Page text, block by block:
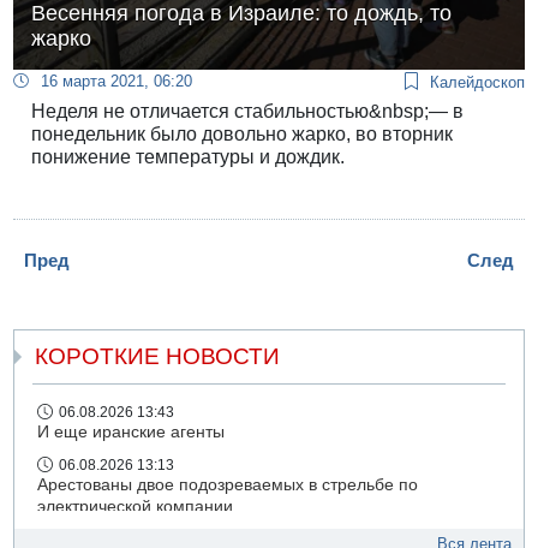
Весенняя погода в Израиле: то дождь, то
жарко
16 марта 2021, 06:20 Калейдоскоп
Неделя не отличается стабильностью&nbsp;— в
понедельник было довольно жарко, во вторник
понижение температуры и дождик.
Пред След
КОРОТКИЕ НОВОСТИ
06.08.2026 13:43
И еще иранские агенты
06.08.2026 13:13
Арестованы двое подозреваемых в стрельбе по
электрической компании
Вся лента